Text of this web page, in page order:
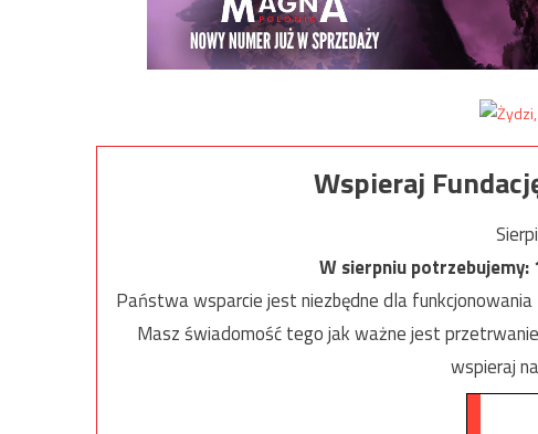
Wspieraj
W sierpniu potrzebujemy:
Państwa wsparcie jest niezbędne dla funkcjonowania
Masz świadomość tego jak ważne jest
wspieraj